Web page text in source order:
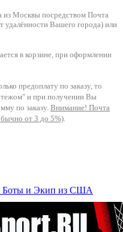
из Москвы посредством Почта
удалённости Вашего города) или
в корзине, при оформлении
предоплату по заказу, то
и при получении Вы
по заказу. Внимание! Почта
от 3 до 5%).
Боты и Экип из США